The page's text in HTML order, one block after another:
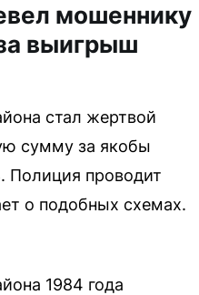
мошеннику
выигрыш
стал жертвой
сумму за якобы
Полиция проводит
о подобных схемах.
1984 года